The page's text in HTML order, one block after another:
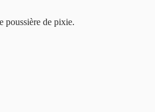
poussière de pixie.